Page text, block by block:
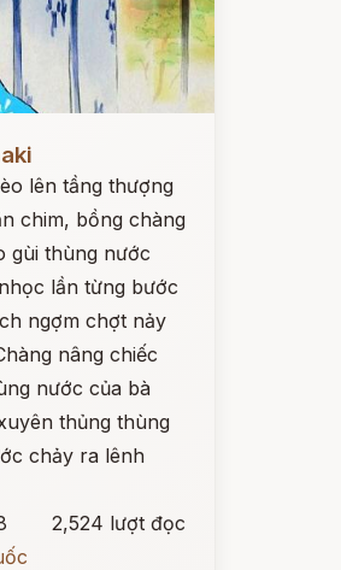
lên tầng thượng
chim, bồng chàng
gùi thùng nước
lần từng bước
ngợm chợt nảy
nâng chiếc
nước của bà
thủng thùng
chảy ra lênh
2,524 lượt đọc